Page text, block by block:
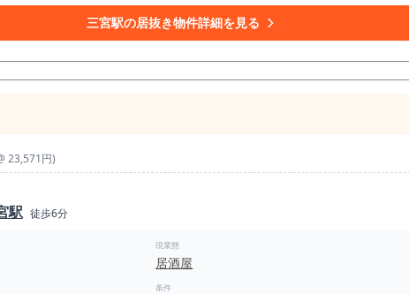
え 1日あたり約112,000人が利用する地下鉄三宮駅、約100,000人が利用
います。 平日のオフィスワーカーによるランチ需要や仕事帰りの食事
要に対して競合が少ないこの環境であれば、私道沿いという特別な空
る店舗を構築する事業計画を描くことが可能です。 店舗面積は約
ントロールすることが可能です。 さらに、本物件での開業をご検討い
業態も「洋食屋」であり、既存の内装や厨房設備を110万円（税込）の
に必要な厨房設備をゼロから新規で導入した場合、多額の設備投資と
縮し、投資回収のスピードを速めることが可能となります。浮いた開
ます。 図面上の数字や立地データだけでは、印
が持つ居心地の良さ 残置された設備の具体的な使い勝手までは十分に
展開できるか」など ぜひ一度現地へ足を運び、事業のビジョンをご自
三宮駅の居抜き物件詳細を見る
23,571円)
駅 徒歩6分
現業態
居酒屋
条件